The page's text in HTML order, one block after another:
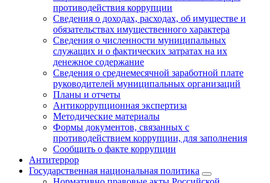
противодействия коррупции
Сведения о доходах, расходах, об имуществе и
обязательствах имущественного характера
Сведения о численности муниципальных
служащих и о фактических затратах на их
денежное содержание
Сведения о среднемесячной заработной плате
руководителей муниципальных организаций
Планы и отчеты
Антикоррупционная экспертиза
Методические материалы
Формы документов, связанных с
противодействием коррупции, для заполнения
Сообщить о факте коррупции
Антитеррор
Государственная национальная политика